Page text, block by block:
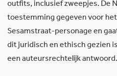
outfits, inclusief zweepjes. De
toestemming gegeven voor
Sesamstraat-personage en
dit juridisch en ethisch gezien
een auteursrechtelijk antwoord.